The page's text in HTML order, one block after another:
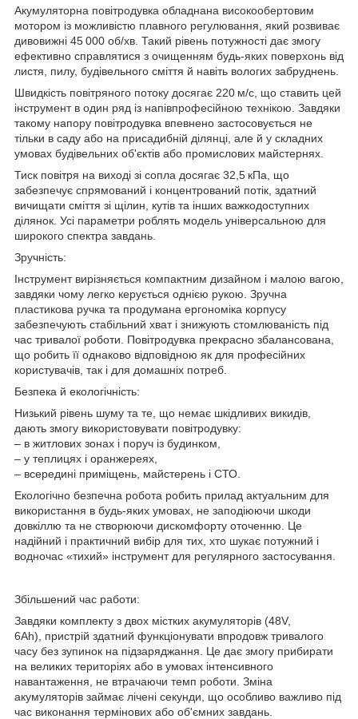
Акумуляторна повітродувка обладнана високообертовим
мотором із можливістю плавного регулювання, який розвиває
дивовижні 45000 об/хв . Такий рівень потужності дає змогу
ефективно справлятися з очищенням будь-яких поверхонь від
листя, пилу, будівельного сміття й навіть вологих забруднень.
Швидкість повітряного потоку досягає 220 м/с , що ставить цей
інструмент в один ряд із напівпрофесійною технікою. Завдяки
такому напору повітродувка впевнено застосовується не
тільки в саду або на присадибній ділянці, але й у складних
умовах будівельних об'єктів або промислових майстернях.
Тиск повітря на виході зі сопла досягає 32,5 кПа , що
забезпечує спрямований і концентрований потік, здатний
вичищати сміття зі щілин, кутів та інших важкодоступних
ділянок. Усі параметри роблять модель універсальною для
широкого спектра завдань.
Зручність:
Інструмент вирізняється компактним дизайном і малою вагою,
завдяки чому легко керується однією рукою. Зручна
пластикова ручка та продумана ергономіка корпусу
забезпечують стабільний хват і знижують стомлюваність під
час тривалої роботи. Повітродувка прекрасно збалансована,
що робить її однаково відповідною як для професійних
користувачів, так і для домашніх потреб.
Безпека й екологічність:
Низький рівень шуму та те, що немає шкідливих викидів,
дають змогу використовувати повітродувку:
– в житлових зонах і поруч із будинком
– у теплицях і оранжереях
– всередині приміщень, майстерень і СТО
Екологічно безпечна робота робить прилад актуальним для
використання в будь-яких умовах, не заподіюючи шкоди
довкіллю та не створюючи дискомфорту оточенню. Це
надійний і практичний вибір для тих, хто шукає потужний і
водночас «тихий» інструмент для регулярного застосування.
Збільшений час работи:
Завдяки комплекту з двох містких акумуляторів (48V,
6Ah),
пристрій здатний функціонувати впродовж тривалого
часу без зупинок на підзаряджання. Це дає змогу прибирати
на великих територіях або в умовах інтенсивного
навантаження, не втрачаючи темп роботи. Зміна
акумуляторів займає лічені секунди , що особливо важливо під
час виконання термінових або об'ємних завдань.